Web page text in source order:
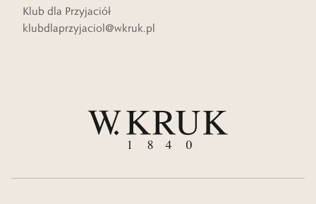
Klub dla Przyjaciół
klubdlaprzyjaciol@wkruk.pl